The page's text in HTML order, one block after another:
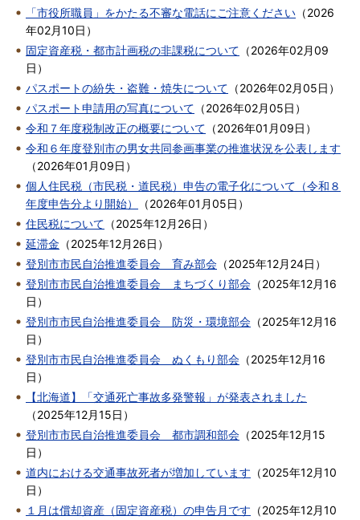
「市役所職員」をかたる不審な電話にご注意ください （2026
年02月10日 ）
固定資産税・都市計画税の非課税について （2026年02月09
日 ）
パスポートの紛失・盗難・焼失について （2026年02月05日 ）
パスポート申請用の写真について （2026年02月05日 ）
令和７年度税制改正の概要について （2026年01月09日 ）
令和６年度登別市の男女共同参画事業の推進状況を公表します
（2026年01月09日 ）
個人住民税（市民税・道民税）申告の電子化について（令和８
年度申告分より開始）
（2026年01月05日 ）
住民税について （2025年12月26日 ）
延滞金 （2025年12月26日 ）
登別市市民自治推進委員会 育み部会 （2025年12月24日 ）
登別市市民自治推進委員会 まちづくり部会 （2025年12月16
日 ）
登別市市民自治推進委員会 防災・環境部会 （2025年12月16
日 ）
登別市市民自治推進委員会 ぬくもり部会 （2025年12月16
日 ）
【北海道】「交通死亡事故多発警報」が発表されました
（2025年12月15日 ）
登別市市民自治推進委員会 都市調和部会 （2025年12月15
日 ）
道内における交通事故死者が増加しています （2025年12月10
日 ）
１月は償却資産（固定資産税）の申告月です （2025年12月10